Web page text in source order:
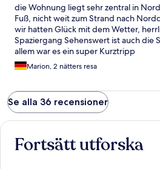
die Wohnung liegt sehr zentral in
Fuß, nicht weit zum Strand nach
wir hatten Glück mit dem Wetter,
Spaziergang Sehenswert ist auch die
allem war es ein super Kurztripp
Marion, 2 nätters resa
Se alla 36 recensioner
Fortsätt utforska